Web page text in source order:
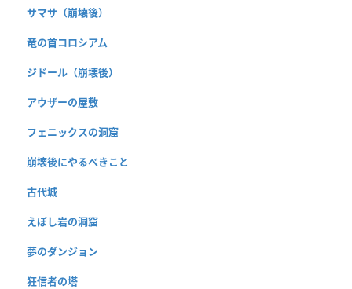
サマサ（崩壊後）
竜の首コロシアム
ジドール（崩壊後）
アウザーの屋敷
フェニックスの洞窟
崩壊後にやるべきこと
古代城
えぼし岩の洞窟
夢のダンジョン
狂信者の塔